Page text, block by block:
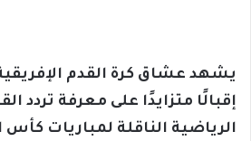
يشهد عشاق كرة القدم
إقبالًا متزايدًا على معرفة تردد
الرياضية الناقلة لمباريات كأس